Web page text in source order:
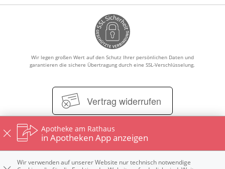
Wir legen großen Wert auf den Schutz Ihrer persönlichen Daten und
garantieren die sichere Übertragung durch eine SSL-Verschlüsselung.
Vertrag widerrufen
Apotheke am Rathaus
in Apotheken App anzeigen
Wir verwenden auf unserer Website nur technisch notwendige